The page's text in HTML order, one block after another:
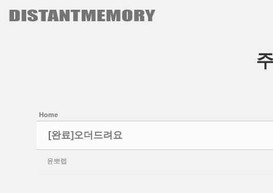
본문으로 바로가기
Home
[완료]오더드려요
윤뽀렙
Sketchbook5, 스케치북5